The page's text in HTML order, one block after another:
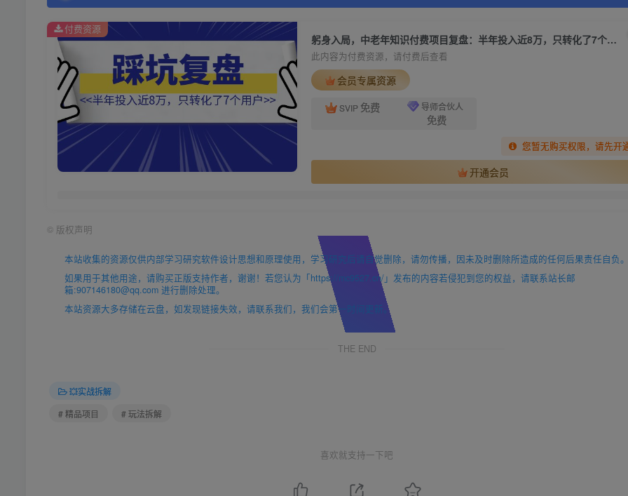
躬身入局，中老年知识付费项目复盘：半年投入近8万，只转化了7个用户
此内容为付费资源，请付费后查看
会员专属资源
SVIP 免费 导师合伙人
免费
您暂无购买权限，请先开
开通会员
付费资源
© 版权声明
本站收集的资源仅供内部学习研究软件设计思想和原理使用，学习研究后请自觉删除，请勿传播，因未及时删除所造成的任何后果责任自负
如果用于其他用途，请购买正版支持作者，谢谢！若您认为「https://mc9527.cn/」发布的内容若侵犯到您的权益，请联系站长邮
箱:907146180@qq.com 进行删除处理。
本站资源大多存储在云盘，如发现链接失效，请联系我们，我们会第一时间更新。
THE END
💥实战拆解
# 精品项目
# 玩法拆解
喜欢就支持一下吧